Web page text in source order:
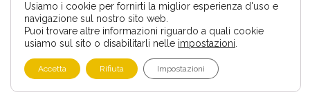
Usiamo i cookie per fornirti la miglior esperienza d'uso e
navigazione sul nostro sito web.
Puoi trovare altre informazioni riguardo a quali cookie
usiamo sul sito o disabilitarli nelle impostazioni
Accetta Rifiuta Impostazioni